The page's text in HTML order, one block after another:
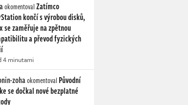
okomentovalZatímco
končí s výrobou disků,
se zaměřuje na zpětnou
a převod fyzických
4 minutami
zohaokomentoval Původní
se dočkal nové bezplatné